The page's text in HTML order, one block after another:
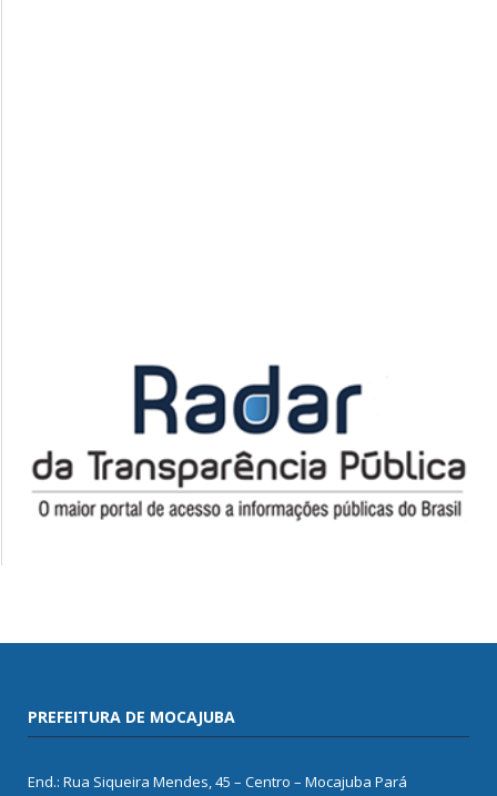
PREFEITURA DE MOCAJUBA
End.: Rua Siqueira Mendes, 45 – Centro – Mocajuba Pará